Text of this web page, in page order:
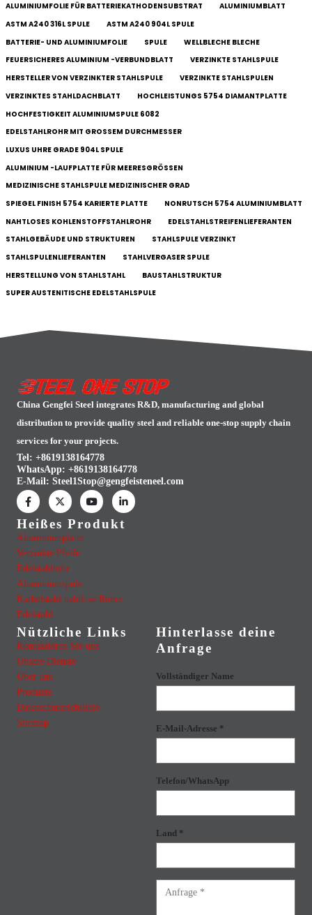
ALUMINIUMFOLIE FÜR BATTERIEKATHODENSUBSTRAT
ALUMINIUMBLATT
ASTM A240 316L SPULE
ASTM A240 904L SPULE
BATTERIE- UND ALUMINIUMFOLIE
SPULE
WELLBLECHE BLECHE
FEUERSICHERES ALUMINIUM -VERBUNDBLATT
VERZINKTE STAHLSPULE
HERSTELLER VON VERZINKTER STAHLSPULE
VERZINKTE STAHLSPULEN
VERZINKTES STAHLDACHBLATT
HOCHLEISTUNGS 5754 DIAMANTPLATTE
HOCHFESTIGKEIT ALUMINIUMSPULE 6082
EDELSTAHLROHR MIT GROSSEM DURCHMESSER
LUXUS UHRE GRADE 904L SPULE
ALUMINIUM -LAUFPLATTE FÜR MEERESGRÖSSEN
MEDIZINISCHE STAHLSPULE MEDIZINISCHER GRAD
SPIEGEL FINISH 5754 KARIERTE PLATTE
NONRUTSCH 5754 ALUMINIUMBLATT
NAHTLOSES KOHLENSTOFFSTAHLROHR
EDELSTAHLSTREIFENLIEFERANTEN
STAHLGEBÄUDE UND STRUKTUREN
STAHLSPULE VERZINKT
STAHLSPULENLIEFERANTEN
STAHLVERGASER SPULE
HERSTELLUNG VON STAHLSTAHL
BAUSTAHLSTRUKTUR
SUPER AUSTENITISCHE EDELSTAHLSPULE
China Gengfei Steel integrates R&D, manufacturing and global
distribution to provide quality steel and reliable one-stop supply chain
services for your projects.
Tel: +8619138164778
WhatsApp: +8619138164778
E-Mail: Steel1Stop@gengfeisteneel.com
Heißes Produkt
Aluminiumplatte
Verzinkte Pfeife
Edelstahlrohr
Aluminiumspule
Karbelstahl nahtlose Rohre
Edelstahl
Nützliche Links
Kontaktieren Sie uns
Unsere Dienste
Über uns
Produkte
Datenschutzrichtlinie
Sitemap
Hinterlasse deine
Anfrage
Vollständiger Name
E-Mail-Adresse *
Telefon/WhatsApp
Land *